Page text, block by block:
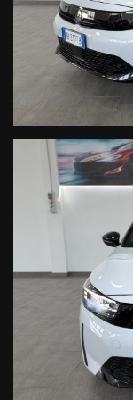
DM AUTO STORE
VIA DEL
36016 THIENE(VI)
scheda potrebbero
l'effettivo
uniformità dei dati
portali.
DM Auto Store
involontarie
rappresentano in